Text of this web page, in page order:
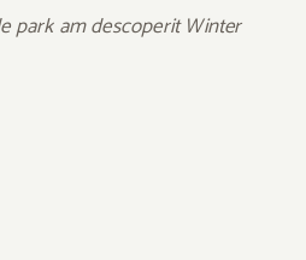
park am descoperit Winter